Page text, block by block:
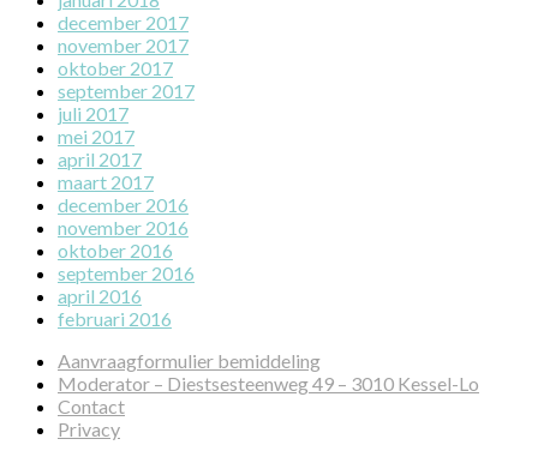
december 2017
november 2017
oktober 2017
september 2017
juli 2017
mei 2017
april 2017
maart 2017
december 2016
november 2016
oktober 2016
september 2016
april 2016
februari 2016
Aanvraagformulier bemiddeling
Moderator – Diestsesteenweg 49 – 3010 Kessel-Lo
Contact
Privacy